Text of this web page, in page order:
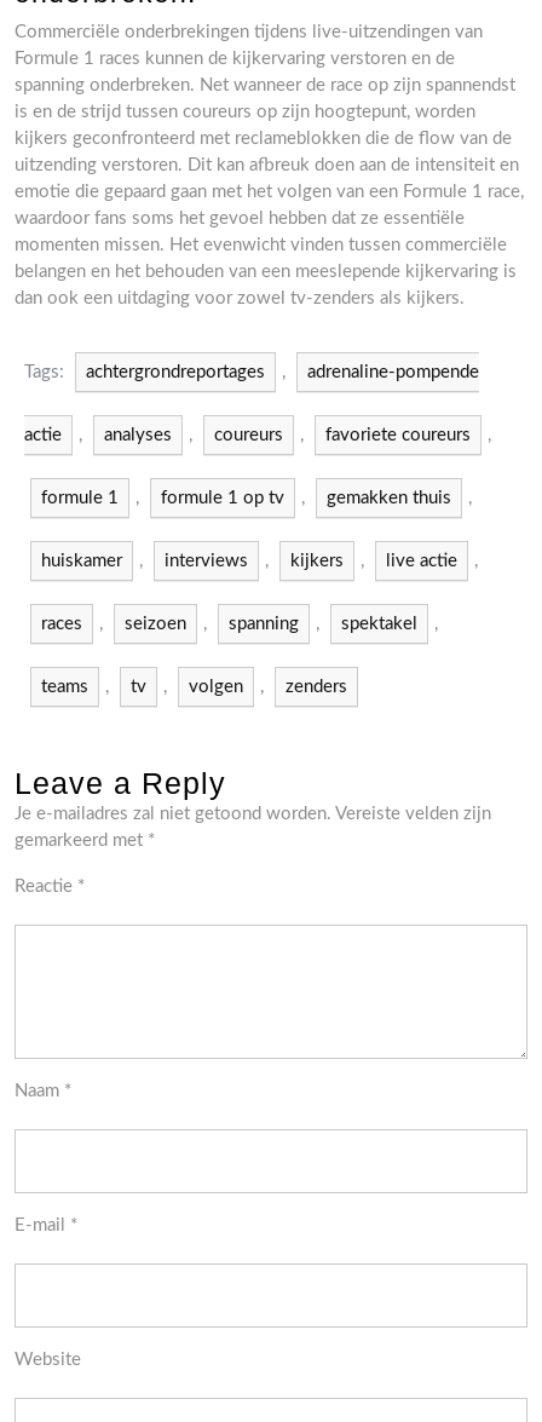
Commerciële onderbrekingen tijdens live-uitzendingen van
Formule 1 races kunnen de kijkervaring verstoren en de
spanning onderbreken. Net wanneer de race op zijn spannendst
is en de strijd tussen coureurs op zijn hoogtepunt, worden
kijkers geconfronteerd met reclameblokken die de flow van de
uitzending verstoren. Dit kan afbreuk doen aan de intensiteit en
emotie die gepaard gaan met het volgen van een Formule 1 race,
waardoor fans soms het gevoel hebben dat ze essentiële
momenten missen. Het evenwicht vinden tussen commerciële
belangen en het behouden van een meeslepende kijkervaring is
dan ook een uitdaging voor zowel tv-zenders als kijkers.
Tags: achtergrondreportages , adrenaline-pompende
actie , analyses , coureurs , favoriete coureurs ,
formule 1 , formule 1 op tv , gemakken thuis ,
huiskamer , interviews , kijkers , live actie ,
races , seizoen , spanning , spektakel ,
teams , tv , volgen , zenders
Leave a Reply
Je e-mailadres zal niet getoond worden. Vereiste velden zijn
gemarkeerd met *
Reactie *
Naam *
E-mail *
Website